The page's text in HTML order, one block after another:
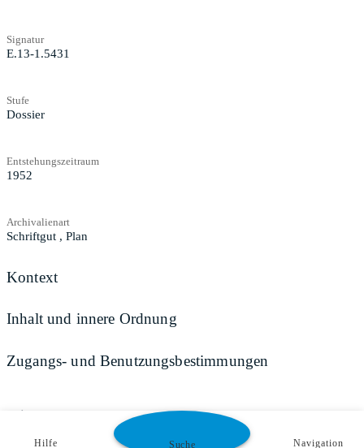
Signatur
E.13-1.5431
Stufe
Dossier
Entstehungszeitraum
1952
Archivalienart
Schriftgut , Plan
Kontext
Inhalt und innere Ordnung
Zugangs- und Benutzungsbestimmungen
Teilen
Hilfe Suche Navigation